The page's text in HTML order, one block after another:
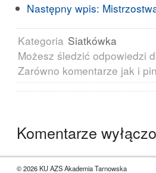
Następny wpis:
Kategoria Siatkówka
Możesz śledzić odpowiedzi
Zarówno komentarze jak i
Komentarze
© 2026 KU AZS Akademia Tarnowska